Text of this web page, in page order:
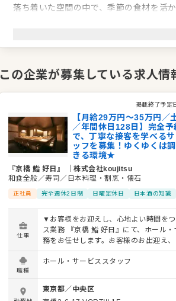
落ち着いた空間の中で、季節の食材を活
当店の魅力は、鮨や和食の技術を学べる
を積んだ料理長のもと、仕込みや食材の
づくりにも関われるため、料理人として
企業情報
居酒屋、和食全般
事業内容
マーケティング事業
広告運用事業
外食事業
D2C事業
自社メディア事業
代表取締役 柴田 雄平
事業所
東京都千代田区千駄ヶ谷５丁目２
この企業が募集している求人情
掲載終了予定
【月給29万円～35万円／
／年間休日128日】完全
で、丁寧な接客を学べる
ッフを募集！ゆくゆくは
きる環境★
『京橋 鮨 好日』 ｜株式会社koujitsu
和食全般／寿司／日本料理・割烹・懐石
正社員 完全週休2日制 日曜定休日 日本酒の知識
仕事
▼お客様をお迎えし、心地よい時間を
ス業務 『京橋 鮨 好日』にて、ホール
務をお任せします。お客様のお出迎え
理やドリンクの提供、料理説明、簡単
くり、テーブルまわりの準備・片付けな
合わせた丁寧な対応をお願いします。ま
流れや料理の内容を覚えるところから始
職種
ホール・サービススタッフ
東京都／ 中央区